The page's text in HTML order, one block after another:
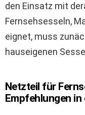
den Einsatz mit
Fernsehsesseln,
eignet, muss
hauseigenen
Netzteil für
Empfehlungen